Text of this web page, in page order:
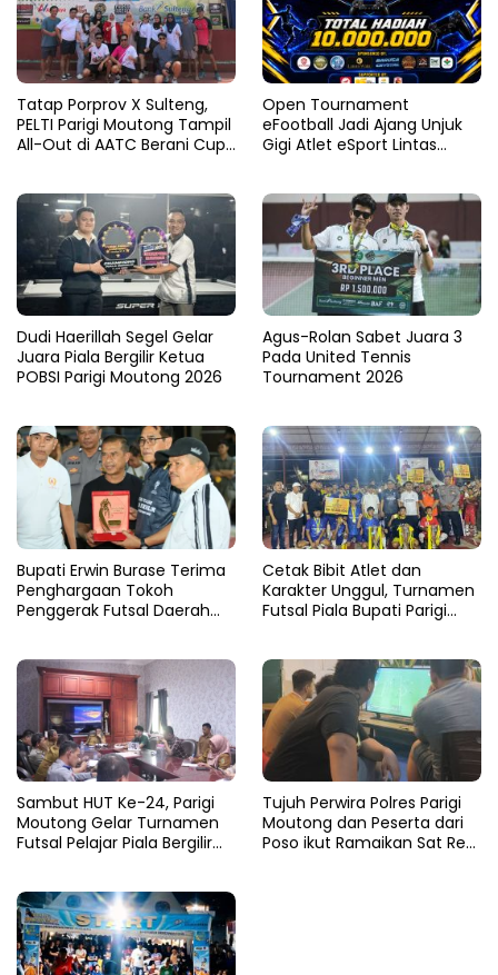
Tatap Porprov X Sulteng,
PELTI Parigi Moutong Tampil
All-Out di AATC Berani Cup
Open Tournament
eFootball Jadi Ajang Unjuk
Gigi Atlet eSport Lintas
Dudi Haerillah Segel Gelar
Juara Piala Bergilir Ketua
POBSI Parigi Moutong 2026
Agus-Rolan Sabet Juara 3
Pada United Tennis
Tournament 2026
Bupati Erwin Burase Terima
Penghargaan Tokoh
Penggerak Futsal Daerah
Cetak Bibit Atlet dan
Karakter Unggul, Turnamen
Futsal Piala Bupati Parigi
Sambut HUT Ke-24, Parigi
Moutong Gelar Turnamen
Futsal Pelajar Piala Bergilir
Tujuh Perwira Polres Parigi
Moutong dan Peserta dari
Poso ikut Ramaikan Sat Res